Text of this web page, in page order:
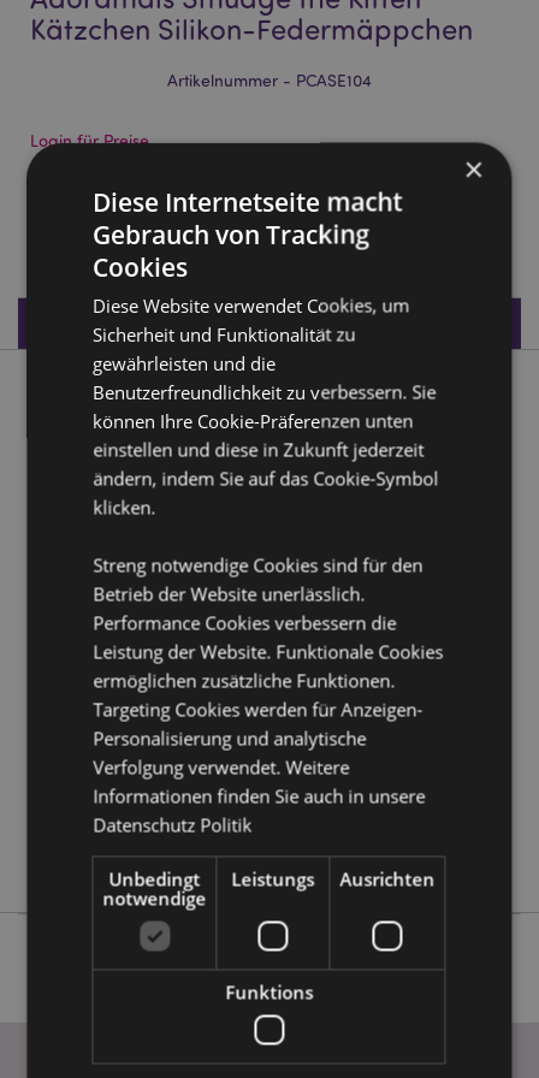
Kätzchen Silikon-Federmäppchen
Artikelnummer - PCASE104
Login für Preise
Auf die Preise zugreifen
204 auf Lager
Produktdaten
Produktbeschreibung
Adoramals Smudge the Kitten Kätzchen Silikon-
Federmäppchen
Material:
Produktattribute
Information
Höhe 6cm Breite 19cm Tiefe 5.5cm
5055071512353
96
0.105000
Keine
Keine
Keine
Adoramals
×
Diese Internetseite macht
Gebrauch von Tracking
Cookies
Diese Website verwendet Cookies, um
Sicherheit und Funktionalität zu
gewährleisten und die
Benutzerfreundlichkeit zu verbessern. Sie
können Ihre Cookie-Präferenzen unten
einstellen und diese in Zukunft jederzeit
ändern, indem Sie auf das Cookie-Symbol
klicken.
Streng notwendige Cookies sind für den
Betrieb der Website unerlässlich.
Performance Cookies verbessern die
Leistung der Website. Funktionale Cookies
ermöglichen zusätzliche Funktionen.
Targeting Cookies werden für Anzeigen-
Personalisierung und analytische
Verfolgung verwendet. Weitere
Informationen finden Sie auch in unsere
Datenschutz Politik
Unbedingt
notwendige
Leistungs Ausrichten
Funktions